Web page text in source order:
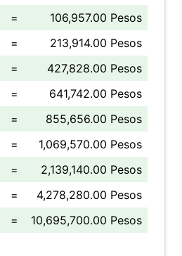
=
106,957.00 Pesos
=
213,914.00 Pesos
=
427,828.00 Pesos
=
641,742.00 Pesos
=
855,656.00 Pesos
=
1,069,570.00 Pesos
=
2,139,140.00 Pesos
=
4,278,280.00 Pesos
= 10,695,700.00 Pesos